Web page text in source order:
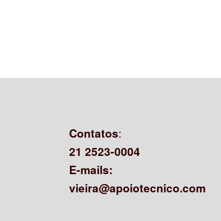
Contatos:
21 2523-0004
E-mails:
vieira@apoiotecnico.com